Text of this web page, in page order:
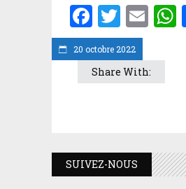
20 octobre 2022
Share With:
SUIVEZ-NOUS